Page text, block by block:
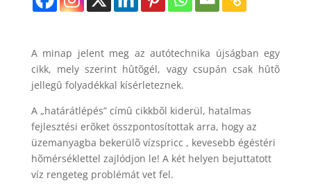
A minap jelent meg az autótechnika újságban egy
cikk, mely szerint hûtõgél, vagy csupán csak hûtõ
jellegû folyadékkal kísérleteznek.
A „határátlépés” címû cikkbõl kiderül, hatalmas
fejlesztési erõket összpontosítottak arra, hogy az
üzemanyagba bekerülõ vízspricc , kevesebb égéstéri
hõmérséklettel zajlódjon le! A két helyen bejuttatott
víz rengeteg problémát vet fel.